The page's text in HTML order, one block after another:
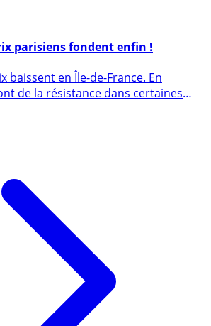
parisiens fondent enfin !
baissent en Île-de-France. En
de la résistance dans certaines